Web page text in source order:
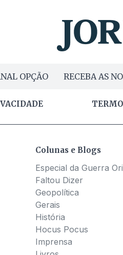
OPÇÃO RECEBA AS
Colunas e Blogs
Especial da Guerra
Faltou Dizer
Geopolítica
Gerais
História
Hocus Pocus
Imprensa